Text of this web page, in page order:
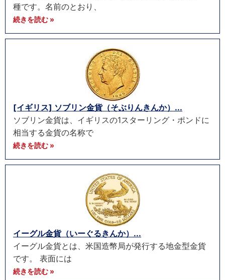
種です。名前のとおり、
続きを読む »
[イギリス] ソブリン金貨（そぶりんきんか）...
ソブリン金貨は、イギリスの1スターリング・ポンドに
相当する金貨の名称で
続きを読む »
イーグル金貨（いーぐるきんか）...
イーグル金貨とは、米国造幣局が発行する地金型金貨
です。 表面には
続きを読む »